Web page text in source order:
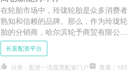
在轮胎市场中，玲珑轮胎是众多消费者
熟知和信赖的品牌。那么，作为玲珑轮
胎的分销商，哈尔滨轮予商贸有限公司
所提供的产品具备怎样的优势呢？其市
场口碑又是如何？下面我们....
长富配资平台
分类：配资一流股票配资门户 查看：165